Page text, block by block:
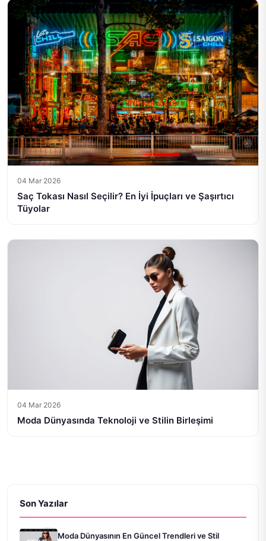
04 Mar 2026
Saç Tokası Nasıl Seçilir? En İyi İpuçları ve Şaşırtıcı
Tüyolar
04 Mar 2026
Moda Dünyasında Teknoloji ve Stilin Birleşimi
Son Yazılar
Moda Dünyasının En Güncel Trendleri ve Stil